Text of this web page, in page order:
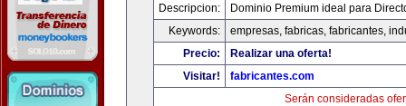
Descripcion:
Dominio Premium ideal para
Keywords:
empresas, fabricas, fabricantes,
Precio:
Realizar una oferta!
Visitar!
fabricantes.com
Serán consideradas